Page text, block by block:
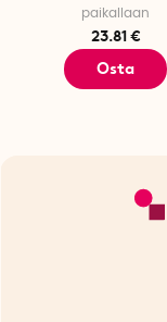
paikallaan
23.81 €
Osta